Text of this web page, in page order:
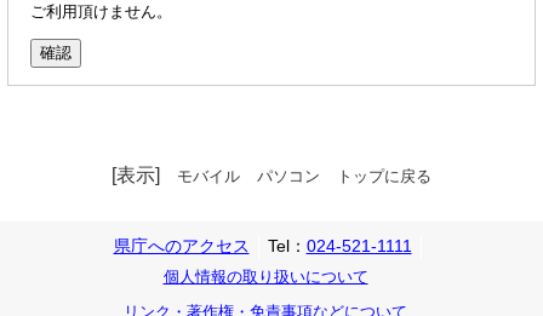
ご利用頂けません。
[表示] モバイル パソコン トップに戻る
県庁へのアクセス Tel： 024-521-1111
個人情報の取り扱いについて
リンク・著作権・免責事項などについて